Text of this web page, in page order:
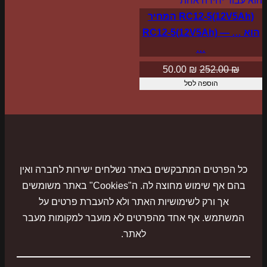
RC12-5(12V5Ah) המחיר
הוא … — RC12-5(12V5Ah)
…
252.00₪
המחיר
המקורי
252.00 ₪.
50.00 ₪
50.00 ₪.
הוספה לסל
כל הפרטים המתבקשים באתר נשלחים ישירות לחברה ואין
בהם אף שימוש מחוצה לה. ה"Cookies" באתר משומשים
אך ורק לשימושיות האתר ולא להעברת פרטים על
המשתמש. אף אחד מהפרטים לא מועבר למקומות מעבר
לאתר.